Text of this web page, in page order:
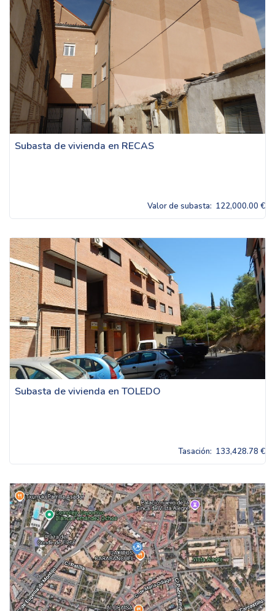
Subasta de vivienda en RECAS
Valor de subasta: 122,000.00 €
Subasta de vivienda en TOLEDO
Tasación: 133,428.78 €